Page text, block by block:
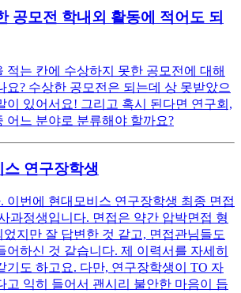
공모전 학내외 활동에 적어도 되
적는 칸에 수상하지 못한 공모전에 대해
요? 수상한 공모전은 되는데 상 못받았으
이 있어서요! 그리고 혹시 된다면 연구회,
어느 분야로 분류해야 할까요?
스 연구장학생
이번에 현대모비스 연구장학생 최종 면접
과정생입니다. 면접은 약간 압박면접 형
지만 잘 답변한 것 같고, 면접관님들도
어하신 것 같습니다. 제 이력서를 자세히
기도 하고요. 다만, 연구장학생이 TO 자
고 익히 들어서 괜시리 불안한 마음이 듭